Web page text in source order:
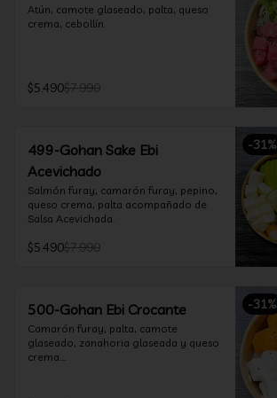
Atún, camote glaseado, palta, queso
crema, cebollín.
$5.490$7.990
-31%
499-Gohan Sake Ebi
Acevichado
Salmón furay, camarón furay, pepino,
queso crema, palta acompañado de
Salsa Acevichada.
$5.490$7.990
-31%
500-Gohan Ebi Crocante
Camarón furay, palta, camote
glaseado, zanahoria glaseada y queso
crema.